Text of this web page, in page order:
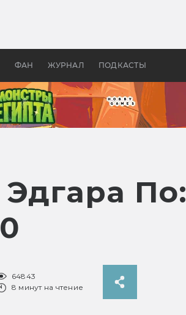
ФАН ЖУРНАЛ ПОДКАСТЫ
бы «Властелина колец»
По:
64843
8 минут на чтение